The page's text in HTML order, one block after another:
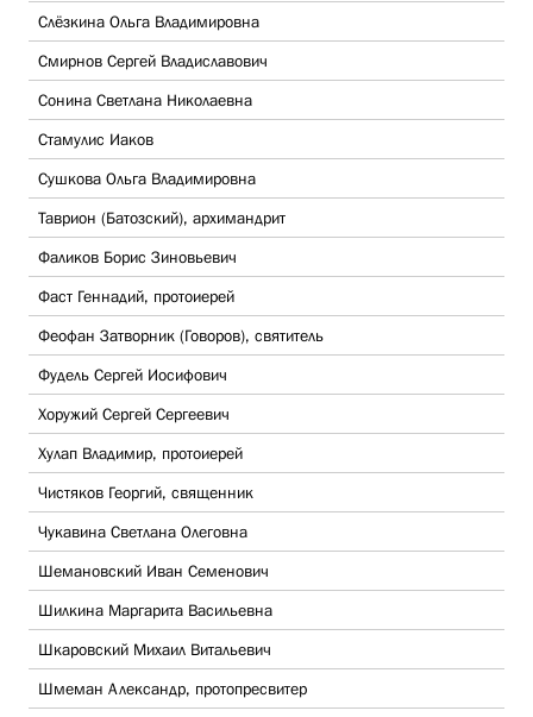
Слёзкина Ольга Владимировна
Смирнов Сергей Владиславович
Сонина Светлана Николаевна
Стамулис Иаков
Сушкова Ольга Владимировна
Таврион (Батозский), архимандрит
Фаликов Борис Зиновьевич
Фаст Геннадий, протоиерей
Феофан Затворник (Говоров), святитель
Фудель Сергей Иосифович
Хоружий Сергей Сергеевич
Хулап Владимир, протоиерей
Чистяков Георгий, священник
Чукавина Светлана Олеговна
Шемановский Иван Семенович
Шилкина Маргарита Васильевна
Шкаровский Михаил Витальевич
Шмеман Александр, протопресвитер